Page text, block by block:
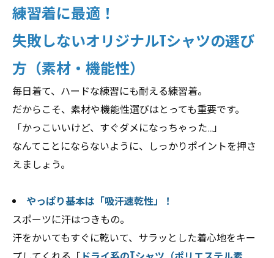
練習着に最適！
失敗しないオリジナルTシャツの選び
方（素材・機能性）
毎日着て、ハードな練習にも耐える練習着。
だからこそ、素材や機能性選びはとっても重要です。
「かっこいいけど、すぐダメになっちゃった…」
なんてことにならないように、しっかりポイントを押さ
えましょう。
やっぱり基本は「吸汗速乾性」！
スポーツに汗はつきもの。
汗をかいてもすぐに乾いて、サラッとした着心地をキー